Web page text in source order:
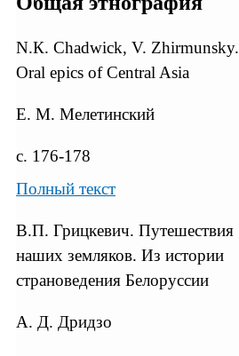
N.К. Chadwick, V. Zhirmunsky.
Oral epics of Central Asia
Е. М. Мелетинский
с. 176-178
Полный текст
В.П. Грицкевич. Путешествия
наших земляков. Из истории
страноведения Белоруссии
А. Д. Дридзо